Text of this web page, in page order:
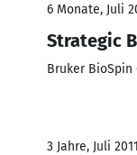
6 Monate, Juli
Strategic
Bruker BioSpin
3 Jahre, Juli